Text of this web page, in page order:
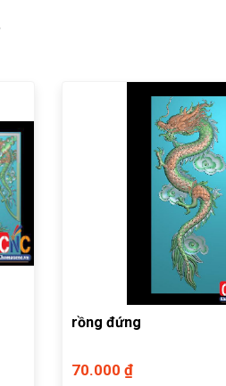
rồng đứng
70.000 ₫